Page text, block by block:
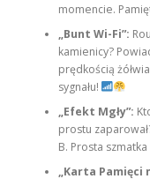
momencie.
„Bunt Wi-Fi”:
kamienicy?
prędkością
sygnału!
„Efekt Mgły”:
prostu
B. Prosta
„Karta Pamięci